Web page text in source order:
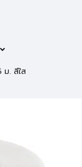
ม. สีใส